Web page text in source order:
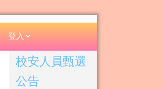
登入
右邊區域內容
校安人員甄選
公告